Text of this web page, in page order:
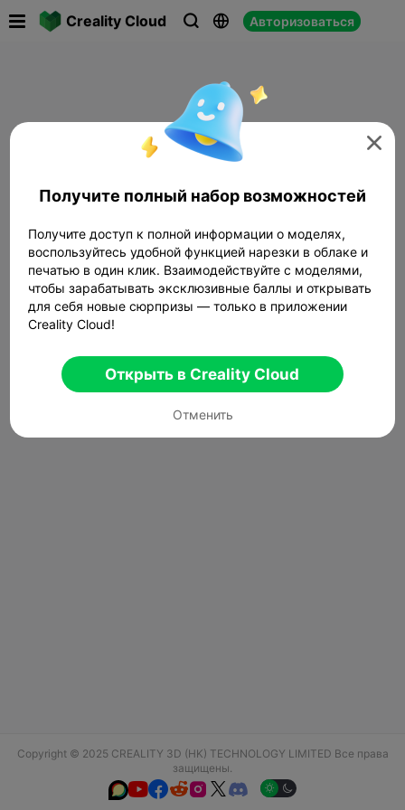
Creality Cloud   Авторизоваться
Copyright © 2025 CREALITY 3D (HK) TECHNOLOGY LIMITED Все права
защищены.
  

Получите полный набор возможностей
Получите доступ к полной информации о моделях,
воспользуйтесь удобной функцией нарезки в облаке и
печатью в один клик. Взаимодействуйте с моделями,
чтобы зарабатывать эксклюзивные баллы и открывать
для себя новые сюрпризы — только в приложении
Creality Cloud!
Открыть в Creality Cloud
Отменить